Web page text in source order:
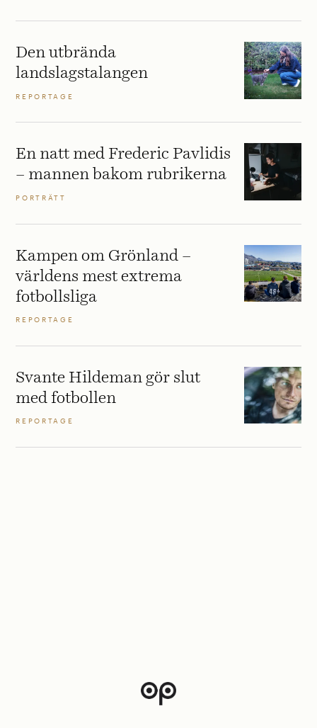
Den utbrända
landslagstalangen
REPORTAGE
En natt med Frederic Pavlidis
– mannen bakom rubrikerna
PORTRÄTT
Kampen om Grönland –
världens mest extrema
fotbollsliga
REPORTAGE
Svante Hildeman gör slut
med fotbollen
REPORTAGE